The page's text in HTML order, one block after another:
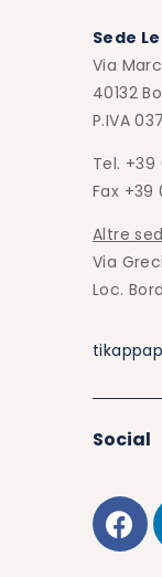
Sede
Via
40132
P.IVA
Tel. +39
Fax +39
Altre
Via
Loc.
Social